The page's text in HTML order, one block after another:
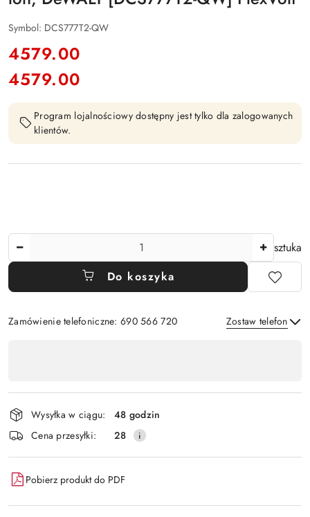
Symbol: DCS777T2-QW
cena:
4579.00
Cena:
4579.00
Program lojalnościowy dostępny jest tylko dla zalogowanych
klientów.
sztuka
Do koszyka
Zamówienie telefoniczne: 690 566 720 Zostaw telefon
płatność
i
dostawa
Wysyłka w ciągu:
48 godzin
Cena przesyłki:
28
Pobierz produkt do PDF